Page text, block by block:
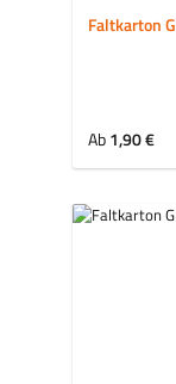
Faltkarton
Regulärer
Ab1,90 €